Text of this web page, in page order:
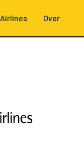
Airlines Over